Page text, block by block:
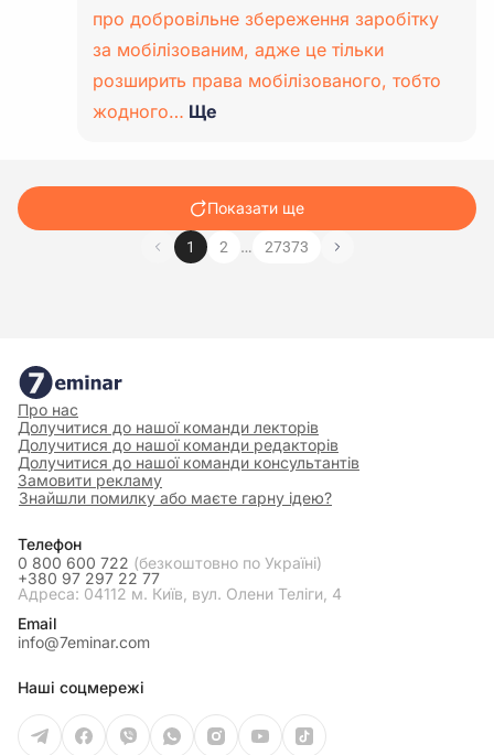
про добровільне збереження заробітку
за мобілізованим, адже це тільки
розширить права мобілізованого, тобто
жодного… Ще
Показати ще
1 2 … 27373
Про нас
Долучитися до нашої команди лекторів
Долучитися до нашої команди редакторів
Долучитися до нашої команди консультантів
Замовити рекламу
Знайшли помилку або маєте гарну ідею?
Телефон
0 800 600 722 (безкоштовно по Україні)
+380 97 297 22 77
Адреса: 04112 м. Київ, вул. Олени Теліги, 4
Email
info@7eminar.com
Наші соцмережі